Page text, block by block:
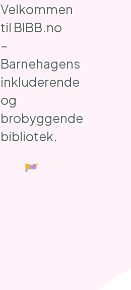
Velkommen
til BIBB.no
–
Barnehagens
inkluderende
og
brobyggende
bibliotek.